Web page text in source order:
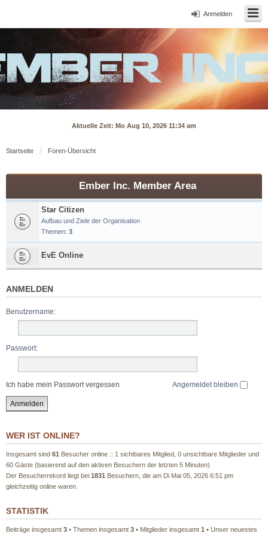
Anmelden
Aktuelle Zeit: Mo Aug 10, 2026 11:34 am
Startseite Foren-Übersicht
Ember Inc. Member Area
Star Citizen
Aufbau und Ziele der Organisation
Themen: 3
EvE Online
ANMELDEN
Benutzername:
Passwort:
Ich habe mein Passwort vergessen Angemeldet bleiben
WER IST ONLINE?
Insgesamt sind 61 Besucher online :: 1 sichtbares Mitglied, 0 unsichtbare Mitglieder und
60 Gäste (basierend auf den aktiven Besuchern der letzten 5 Minuten)
Der Besucherrekord liegt bei 1831 Besuchern, die am Di Mai 05, 2026 6:51 pm
gleichzeitig online waren.
STATISTIK
Beiträge insgesamt 3 • Themen insgesamt 3 • Mitglieder insgesamt 1 • Unser neuestes